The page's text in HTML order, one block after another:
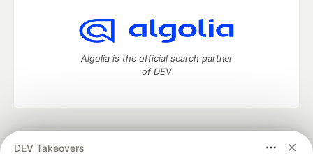
DEV Takeovers
Algolia is the official search partner
of DEV
development and manage your software career